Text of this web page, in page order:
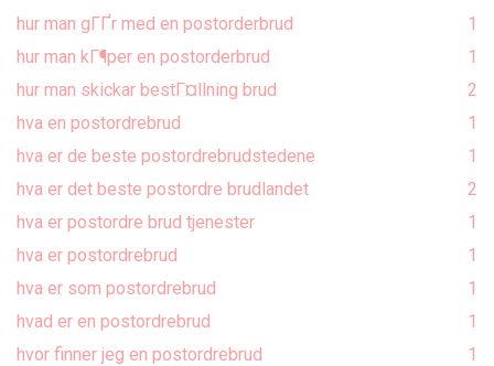
hur man gГҐr med en postorderbrud
1
hur man kГ¶per en postorderbrud
1
hur man skickar bestГ¤llning brud
2
hva en postordrebrud
1
hva er de beste postordrebrudstedene
1
hva er det beste postordre brudlandet
2
hva er postordre brud tjenester
1
hva er postordrebrud
1
hva er som postordrebrud
1
hvad er en postordrebrud
1
hvor finner jeg en postordrebrud
1